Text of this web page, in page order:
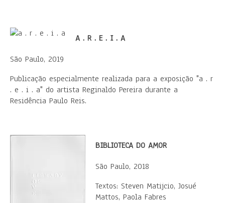
A . R . E . I . A
São Paulo, 2019
Publicação especialmente realizada para a exposição "a . r
. e . i . a" do artista Reginaldo Pereira durante a
Residência Paulo Reis.
BIBLIOTECA DO AMOR
São Paulo, 2018
Textos: Steven Matijcio, Josué
Mattos, Paola Fabres